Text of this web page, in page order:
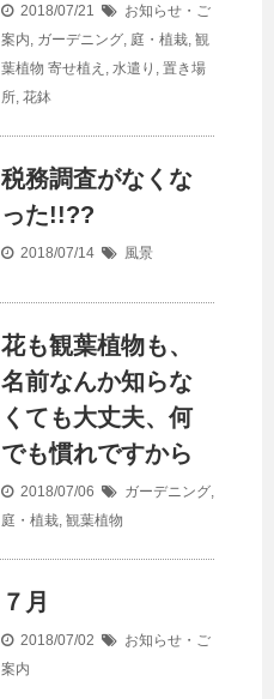
2018/07/21
お知らせ・ご
案内, ガーデニング, 庭・植栽, 観
葉植物 寄せ植え , 水遣り , 置き場
所, 花鉢
税務調査がなくな
った!!??
2018/07/14 風景
花も観葉植物も、
名前なんか知らな
くても大丈夫、何
でも慣れですから
2018/07/06 ガーデニング,
庭・植栽, 観葉植物
７月
2018/07/02
お知らせ・ご
案内